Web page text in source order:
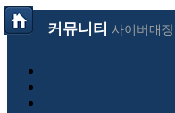
커뮤니티 사이버매장